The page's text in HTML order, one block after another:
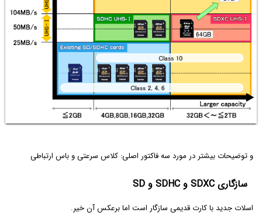
و توضیحات بیشتر در مورد سه فاکتور اصلی: کلاس سرعتی و باس ارتباطی
سازگاری SDXC و SDHC و SD
اسلات جدید با کارت قدیمی سازگار است اما برعکس آن خیر.